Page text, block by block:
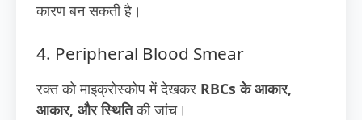
कारण बन सकती है।
4. Peripheral Blood Smear
रक्त को माइक्रोस्कोप में देखकर RBCs के आकार,
आकार, और स्थितिकी जांच।